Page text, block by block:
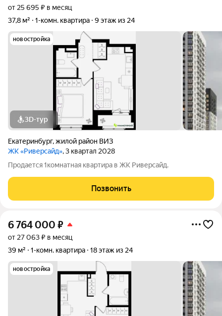
от 25 695 ₽ в месяц
37,8 м²
1-комн. квартира 9 этаж из 24
новостройка
3D-тур
Екатеринбург,жилой район ВИЗ
ЖК «Риверсайд», 3 квартал 2028
Продается 1комнатная квартира в ЖК Риверсайд.
Позвонить
6 764 000 ₽
от 27 063 ₽ в месяц
39 м²
1-комн. квартира 18 этаж из 24
новостройка